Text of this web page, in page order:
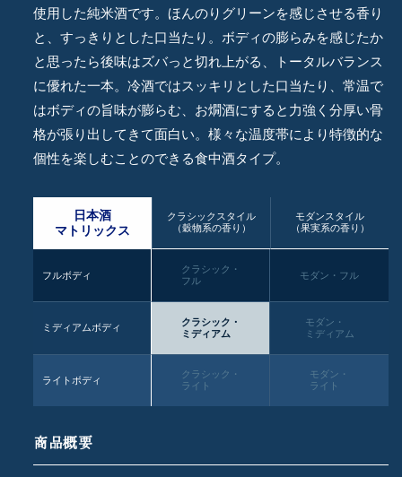
使用した純米酒です。ほんのりグリーンを感じさせる香り
と、すっきりとした口当たり。ボディの膨らみを感じたか
と思ったら後味はズバっと切れ上がる、トータルバランス
に優れた一本。冷酒ではスッキリとした口当たり、常温で
はボディの旨味が膨らむ、お燗酒にすると力強く分厚い骨
格が張り出してきて面白い。様々な温度帯により特徴的な
個性を楽しむことのできる食中酒タイプ。
日本酒
マトリックス
クラシックスタイル
（穀物系の香り）
モダンスタイル
（果実系の香り）
フルボディ
クラシック・
フル
モダン・フル
ミディアムボディ
クラシック・
ミディアム
モダン・
ミディアム
ライトボディ
クラシック・
ライト
モダン・
ライト
商品概要